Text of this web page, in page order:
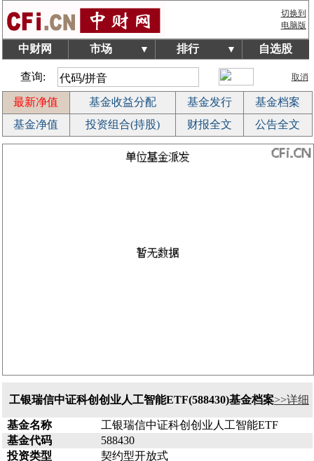
切换到
电脑版
中财网 市场 ▼ 排行 ▼ 自选股
查询: 取消
最新净值 基金收益分配 基金发行
基金档案
基金净值
投资组合(持股) 财报全文 公告全文
工银瑞信中证科创创业人工智能ETF(588430)基金档案>>详细
基金名称
工银瑞信中证科创创业人工智能ETF
基金代码
588430
投资类型
契约型开放式